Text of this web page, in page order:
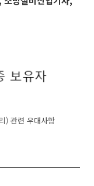
) 관련 우대사항